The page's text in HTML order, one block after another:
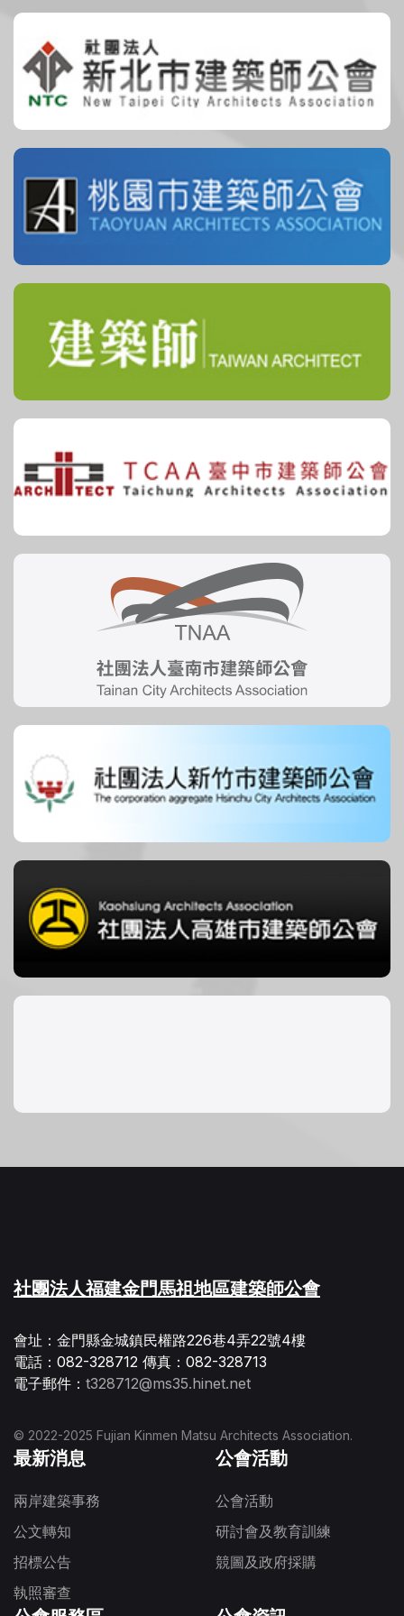
社團法人福建金門馬祖地區建築師公會
會址：金門縣金城鎮民權路226巷4弄22號4樓
電話：082-328712 傳真：082-328713
電子郵件： t328712@ms35.hinet.net
© 2022-2025 Fujian Kinmen Matsu Architects Association.
最新消息
兩岸建築事務
公文轉知
招標公告
執照審查
公會活動
公會活動
研討會及教育訓練
競圖及政府採購